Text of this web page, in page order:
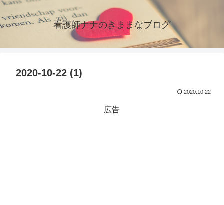
看護師ナナのきままなブログ
2020-10-22 (1)
2020.10.22
広告